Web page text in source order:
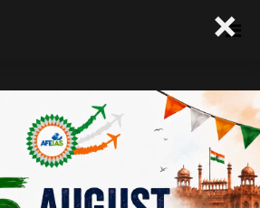
सुविधायों से बदलेगी गांवो की
2016)
×